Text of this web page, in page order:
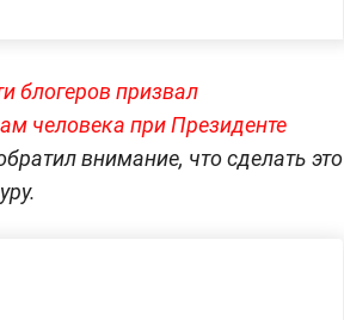
блогеров призвал
человека при Президенте
внимание, что сделать это